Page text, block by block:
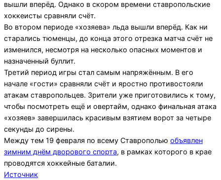
вышли вперёд. Однако в скором времени ставропольские
хоккеисты сравняли счёт.
Во втором периоде «хозяева» льда вышли вперёд. Как ни
старались тюменцы, до конца этого отрезка матча счёт не
изменился, несмотря на несколько опасных моментов и
назначенный буллит.
Третий период игры стал самым напряжённым. В его
начале «гости» сравняли счёт и яростно противостояли
атакам ставропольцев. Зрители уже приготовились к тому,
чтобы посмотреть ещё и овертайм, однако финальная атака
«хозяев» завершилась красивым взятием ворот за четыре
секунды до сирены.
Между тем 19 февраля по всему Ставрополью объявлен
зимним днём дворового спорта, в рамках которого в крае
проводятся хоккейные баталии.
Источник